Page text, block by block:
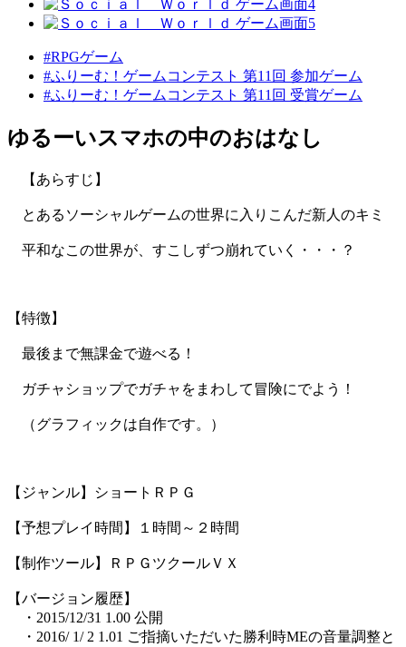
#RPGゲーム
#ふりーむ！ゲームコンテスト 第11回 参加ゲーム
#ふりーむ！ゲームコンテスト 第11回 受賞ゲーム
ゆるーいスマホの中のおはなし
【あらすじ】
とあるソーシャルゲームの世界に入りこんだ新人のキミ
平和なこの世界が、すこしずつ崩れていく・・・？
【特徴】
最後まで無課金で遊べる！
ガチャショップでガチャをまわして冒険にでよう！
（グラフィックは自作です。）
【ジャンル】ショートＲＰＧ
【予想プレイ時間】１時間～２時間
【制作ツール】ＲＰＧツクールＶＸ
【バージョン履歴】
・2015/12/31 1.00 公開
・2016/ 1/ 2 1.01 ご指摘いただいた勝利時MEの音量調整と